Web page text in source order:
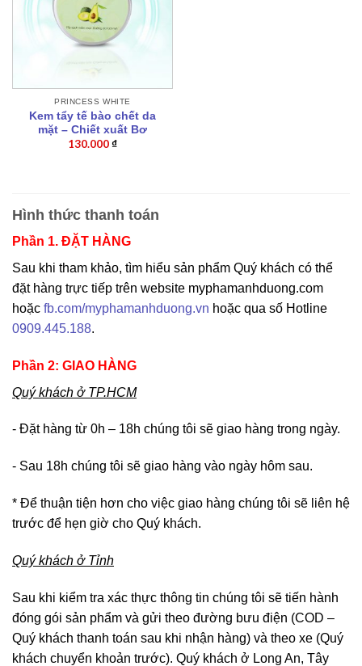
PRINCESS WHITE
Kem tẩy tế bào chết da
mặt – Chiết xuất Bơ
130.000₫
Hình thức thanh toán
Phần 1. ĐẶT HÀNG
Sau khi tham khảo, tìm hiểu sản phẩm Quý khách có thể
đặt hàng trực tiếp trên website myphamanhduong.com
hoặc fb.com/myphamanhduong.vn hoặc qua số Hotline
0909.445.188.
Phần 2: GIAO HÀNG
Quý khách ở TP.HCM
- Đặt hàng từ 0h – 18h chúng tôi sẽ giao hàng trong ngày.
- Sau 18h chúng tôi sẽ giao hàng vào ngày hôm sau.
* Để thuận tiện hơn cho việc giao hàng chúng tôi sẽ liên hệ
trước để hẹn giờ cho Quý khách.
Quý khách ở Tỉnh
Sau khi kiểm tra xác thực thông tin chúng tôi sẽ tiến hành
đóng gói sản phẩm và gửi theo đường bưu điện (COD –
Quý khách thanh toán sau khi nhận hàng) và theo xe (Quý
khách chuyển khoản trước). Quý khách ở Long An, Tây